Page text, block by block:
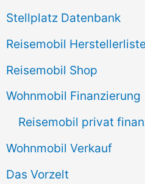
Stellplatz Datenbank
Reisemobil
Reisemobil Shop
Wohnmobil Finanzierung
Reisemobil privat
Wohnmobil Verkauf
Das Vorzelt